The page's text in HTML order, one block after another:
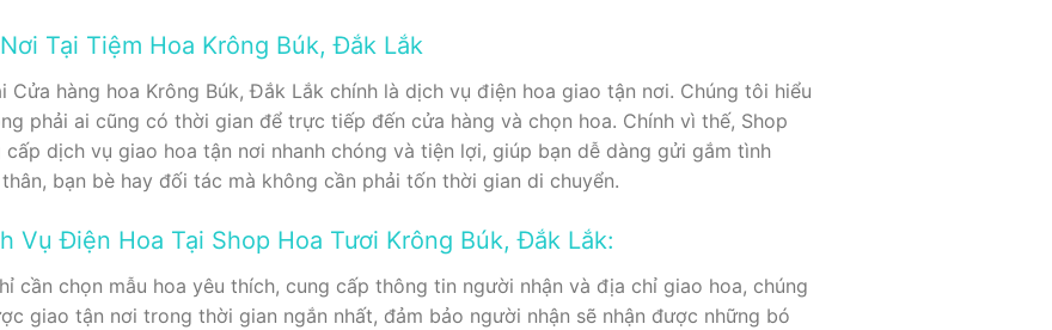
Tại Tiệm Hoa Krông Búk, Đắk Lắk
hàng hoa Krông Búk, Đắk Lắk chính là dịch vụ điện hoa giao tận nơi. Chúng tôi hiểu
phải ai cũng có thời gian để trực tiếp đến cửa hàng và chọn hoa. Chính vì thế, Shop
dịch vụ giao hoa tận nơi nhanh chóng và tiện lợi, giúp bạn dễ dàng gửi gắm tình
bạn bè hay đối tác mà không cần phải tốn thời gian di chuyển.
Vụ Điện Hoa Tại Shop Hoa Tươi Krông Búk, Đắk Lắk:
cần chọn mẫu hoa yêu thích, cung cấp thông tin người nhận và địa chỉ giao hoa, chúng
giao tận nơi trong thời gian ngắn nhất, đảm bảo người nhận sẽ nhận được những bó